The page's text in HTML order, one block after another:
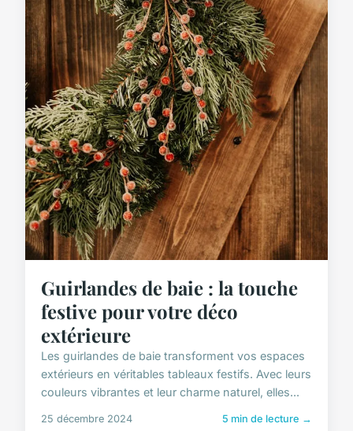
Guirlandes de baie : la touche
festive pour votre déco
extérieure
Les guirlandes de baie transforment vos espaces
extérieurs en véritables tableaux festifs. Avec leurs
couleurs vibrantes et leur charme naturel, elles...
25 décembre 2024 5 min de lecture →